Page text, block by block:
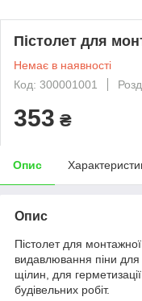
Пістолет для
Немає в наявності
Код: 300001001
353 ₴
Опис
Опис
Пістолет для
видавлювання піни для
щілин, для
будівельних робіт.